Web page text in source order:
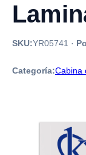
SKU:YR05741 ·
Categoría:Cabina